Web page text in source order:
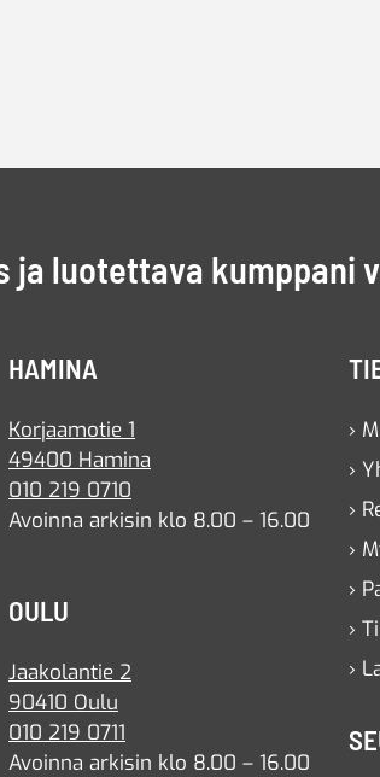
ja luotettava kumppani
HAMINA
Korjaamotie 1
49400 Hamina
010 219 0710
Avoinna arkisin klo 8.00 – 16.00
OULU
Jaakolantie 2
90410 Oulu
010 219 0711
Avoinna arkisin klo 8.00 – 16.00
›
›
›
›
›
›
›